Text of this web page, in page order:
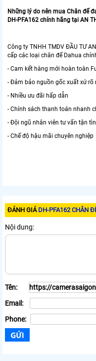
Những lý do nên mua Chân đế
DH-PFA162 chính hãng tại AN
Công ty TNHH TMDV ĐẦU TƯ
cấp các loại chân đế Dahua
- Cam kết hàng mới hoàn toàn
- Đảm bảo nguồn gốc xuất xứ rõ
- Nhiều ưu đãi hấp dẫn
- Chính sách thanh toán nhanh
- Đội ngũ nhân viên tư vấn tận
- Chế độ hậu mãi chuyên nghiệp
ĐÁNH GIÁ DH-PFA162 CHÂN
Nội dung:
Tên:
Email:
Phone: